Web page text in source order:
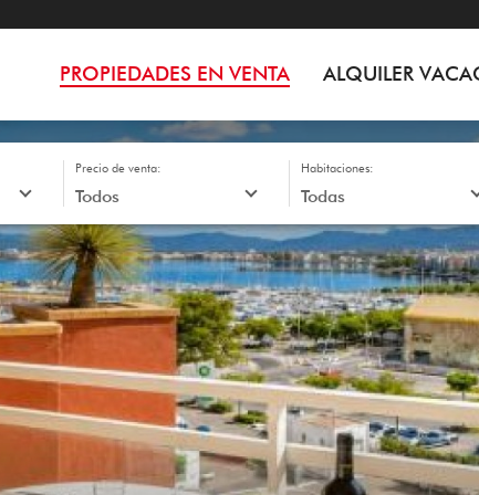
PROPIEDADES EN VENTA ALQUILER
Precio de venta: Habitaciones: